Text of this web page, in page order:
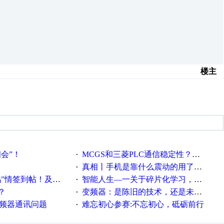
楼主
”！ · MCGS和三菱PLC通信稳定性？？？
· 真相丨手机是靠什么震动的用了这么多年才知道！
时更新在线研讨会预告
·
智能人生—一关于碎片化学习，看这一篇就够了！
· 变频器：是陈旧的技术，还是未来的幕后英雄？
器通讯问题
· 难忘初心参赛:不忘初心，砥砺前行